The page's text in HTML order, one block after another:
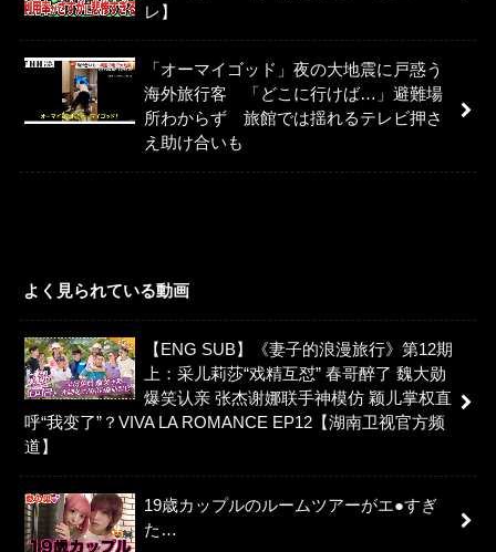
レ】
「オーマイゴッド」夜の大地震に戸惑う
海外旅行客 「どこに行けば…」避難場
所わからず 旅館では揺れるテレビ押さ
え助け合いも
よく見られている動画
【ENG SUB】《妻子的浪漫旅行》第12期
上：采儿莉莎“戏精互怼” 春哥醉了 魏大勋
爆笑认亲 张杰谢娜联手神模仿 颖儿掌权直
呼“我变了”？VIVA LA ROMANCE EP12【湖南卫视官方频
道】
19歳カップルのルームツアーがエ●すぎ
た…